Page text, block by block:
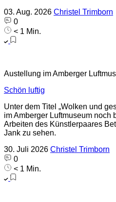
03. Aug. 2026 Christel Trimborn
0
< 1 Min.
Austellung im Amberger
Schön luftig
Unter dem Titel „Wolken und
im Amberger Luftmuseum noch
Arbeiten des Künstlerpaares
Jank zu sehen.
30. Juli 2026 Christel Trimborn
0
< 1 Min.